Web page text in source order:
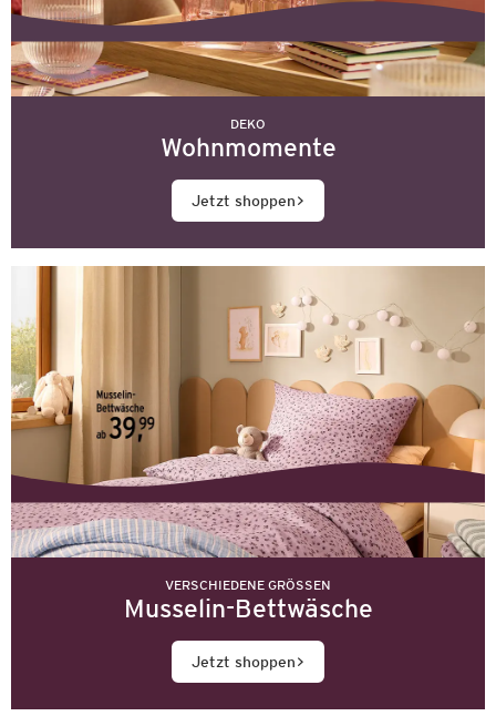
DEKO
Wohnmomente
Jetzt shoppen
VERSCHIEDENE GRÖSSEN
Musselin-Bettwäsche
Jetzt shoppen